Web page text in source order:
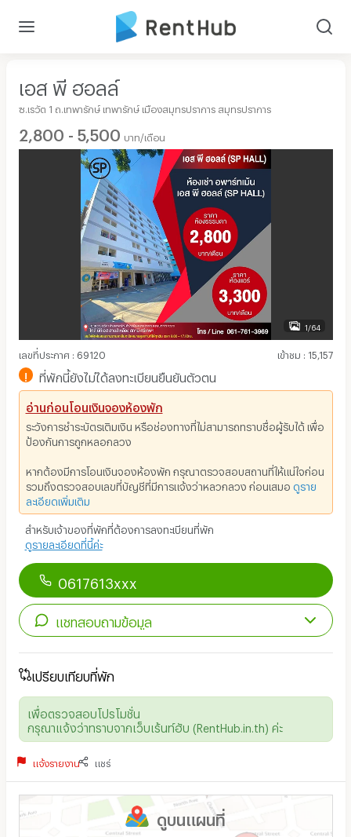
เอส พี ฮอลล์
ซ.เรวัต 1 ถ.เทพารักษ์ เทพารักษ์ เมืองสมุทรปราการ สมุทรปราการ
2,800 - 5,500 บาท/เดือน
1/64
เลขที่ประกาศ : 69120 เข้าชม : 15,157
! ที่พักนี้ยังไม่ได้ลงทะเบียนยืนยันตัวตน
อ่านก่อนโอนเงินจองห้องพัก
ระวังการชำระบัตรเติมเงิน หรือช่องทางที่ไม่สามารถทราบชื่อผู้รับได้ เพื่อ
ป้องกันการถูกหลอกลวง
หากต้องมีการโอนเงินจองห้องพัก กรุณาตรวจสอบสถานที่ให้แน่ใจก่อน
รวมถึงตรวจสอบเลขที่บัญชีที่มีการแจ้งว่าหลวกลวง ก่อนเสมอ ดูราย
ละเอียดเพิ่มเติม
สำหรับเจ้าของที่พักที่ต้องการลงทะเบียนที่พัก
ดูรายละเอียดที่นี้ค่ะ
0617613xxx
แชทสอบถามข้อมูล
เปรียบเทียบที่พัก
เพื่อตรวจสอบโปรโมชั่น
กรุณาแจ้งว่าทราบจากเว็บเร้นท์ฮับ (RentHub.in.th) ค่ะ
แจ้งรายงาน แชร์
ดูบนแผนที่